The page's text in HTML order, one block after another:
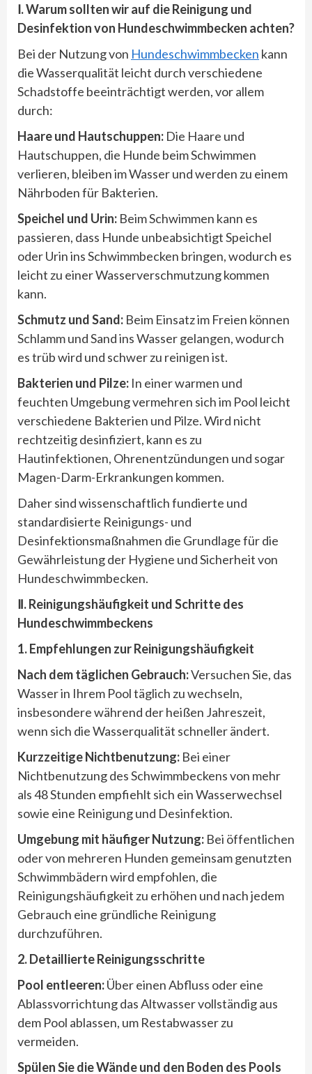
Ⅰ. Warum sollten wir auf die Reinigung und
Desinfektion von Hundeschwimmbecken achten?
Bei der Nutzung von Hundeschwimmbecken kann
die Wasserqualität leicht durch verschiedene
Schadstoffe beeinträchtigt werden, vor allem
durch:
Haare und Hautschuppen: Die Haare und
Hautschuppen, die Hunde beim Schwimmen
verlieren, bleiben im Wasser und werden zu einem
Nährboden für Bakterien.
Speichel und Urin: Beim Schwimmen kann es
passieren, dass Hunde unbeabsichtigt Speichel
oder Urin ins Schwimmbecken bringen, wodurch es
leicht zu einer Wasserverschmutzung kommen
kann.
Schmutz und Sand: Beim Einsatz im Freien können
Schlamm und Sand ins Wasser gelangen, wodurch
es trüb wird und schwer zu reinigen ist.
Bakterien und Pilze: In einer warmen und
feuchten Umgebung vermehren sich im Pool leicht
verschiedene Bakterien und Pilze. Wird nicht
rechtzeitig desinfiziert, kann es zu
Hautinfektionen, Ohrenentzündungen und sogar
Magen-Darm-Erkrankungen kommen.
Daher sind wissenschaftlich fundierte und
standardisierte Reinigungs- und
Desinfektionsmaßnahmen die Grundlage für die
Gewährleistung der Hygiene und Sicherheit von
Hundeschwimmbecken.
Ⅱ. Reinigungshäufigkeit und Schritte des
Hundeschwimmbeckens
1. Empfehlungen zur Reinigungshäufigkeit
Nach dem täglichen Gebrauch:Versuchen Sie, das
Wasser in Ihrem Pool täglich zu wechseln,
insbesondere während der heißen Jahreszeit,
wenn sich die Wasserqualität schneller ändert.
Kurzzeitige Nichtbenutzung: Bei einer
Nichtbenutzung des Schwimmbeckens von mehr
als 48 Stunden empfiehlt sich ein Wasserwechsel
sowie eine Reinigung und Desinfektion.
Umgebung mit häufiger Nutzung: Bei öffentlichen
oder von mehreren Hunden gemeinsam genutzten
Schwimmbädern wird empfohlen, die
Reinigungshäufigkeit zu erhöhen und nach jedem
Gebrauch eine gründliche Reinigung
durchzuführen.
2. Detaillierte Reinigungsschritte
Pool entleeren:Über einen Abfluss oder eine
Ablassvorrichtung das Altwasser vollständig aus
dem Pool ablassen, um Restabwasser zu
vermeiden.
Spülen Sie die Wände und den Boden des Pools